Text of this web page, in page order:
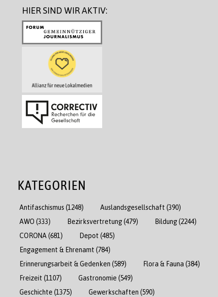
HIER SIND WIR AKTIV:
KATEGORIEN
Antifaschismus (1248) Auslandsgesellschaft (390)
AWO (333) Bezirksvertretung(479) Bildung(2244)
CORONA (681) Depot (485)
Engagement & Ehrenamt (784)
Erinnerungsarbeit & Gedenken (589) Flora & Fauna (384)
Freizeit (1107) Gastronomie (549)
Geschichte (1375) Gewerkschaften (590)